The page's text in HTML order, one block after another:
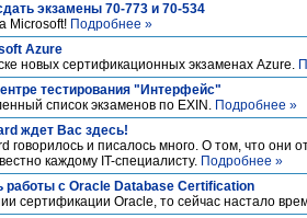
экзамены 70-773 и 70-534
Microsoft! Подробнее »
Azure
новых сертификационных экзаменах Azure.
тестирования "Интерфейс"
список экзаменов по EXIN. Подробнее »
ждет Вас здесь!
говорилось и писалось много. О том, что они
каждому IT-специалисту. Подробнее »
с Oracle Database Certification
сертификации Oracle, то сейчас настало